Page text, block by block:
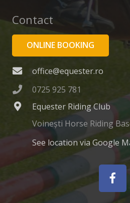
Contact
ONLINE BOOKING
office@equester.ro
0725 925 781
Equester Riding Club
Voinești Horse Riding
See location via Google